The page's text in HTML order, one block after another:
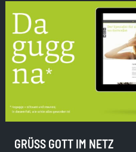
GRÜSS GOTT IM NETZ